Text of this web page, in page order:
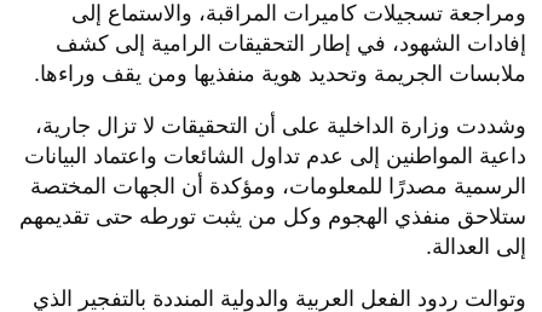
ومراجعة تسجيلات كاميرات المراقبة، والاستماع إلى
إفادات الشهود، في إطار التحقيقات الرامية إلى كشف
ملابسات الجريمة وتحديد هوية منفذيها ومن يقف وراءها.
وشددت وزارة الداخلية على أن التحقيقات لا تزال جارية،
داعية المواطنين إلى عدم تداول الشائعات واعتماد البيانات
الرسمية مصدرًا للمعلومات، ومؤكدة أن الجهات المختصة
ستلاحق منفذي الهجوم وكل من يثبت تورطه حتى تقديمهم
إلى العدالة.
وتوالت ردود الفعل العربية والدولية المنددة بالتفجير الذي